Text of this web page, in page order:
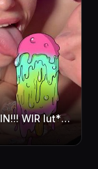
schw**z GETEILT MIT BESTER FREUNDIN!!! WIR lut**hEN UM DIE WETTE